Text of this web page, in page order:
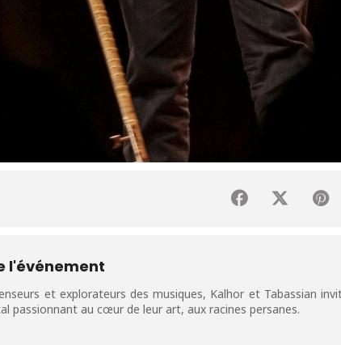
l'événement
et explorateurs des musiques, Kalhor et Tabassian
passionnant au cœur de leur art, aux racines persanes.